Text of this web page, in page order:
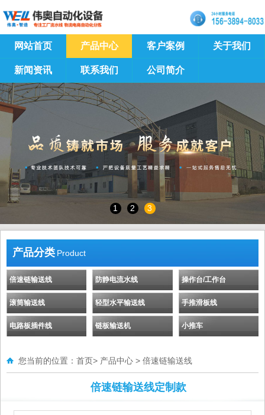
网站首页 产品中心 客户案例 关于我们
新闻资讯 联系我们 公司简介
1 2 3
产品分类 Product
倍速链输送线 防静电流水线 操作台/工作台
滚筒输送线 轻型水平输送线 手推滑板线
电路板插件线 链板输送机 小推车
您当前的位置： 首页> 产品中心 > 倍速链输送线
倍速链输送线定制款